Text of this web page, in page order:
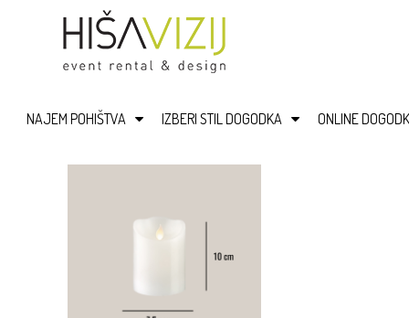
NAJEM POHIŠTVA IZBERI STIL DOGODKA ONLINE